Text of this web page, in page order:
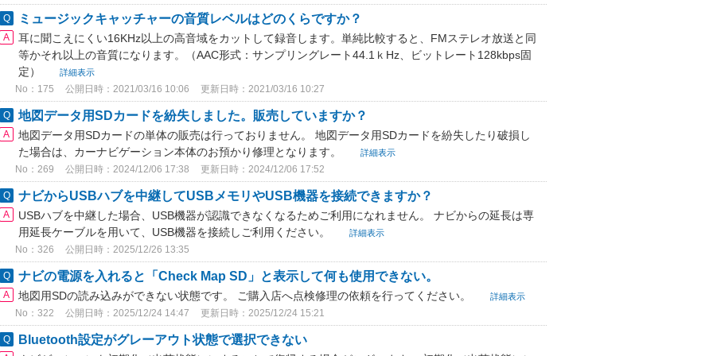
ミュージックキャッチャーの音質レベルはどのくらですか？
耳に聞こえにくい16KHz以上の高音域をカットして録音します。単純比較すると、FMステレオ放送と同
等かそれ以上の音質になります。（AAC形式：サンプリングレート44.1ｋHz、ビットレート128kbps固
定）
詳細表示
No：175 公開日時：2021/03/16 10:06 更新日時：2021/03/16 10:27
地図データ用SDカードを紛失しました。販売していますか？
地図データ用SDカードの単体の販売は行っておりません。 地図データ用SDカードを紛失したり破損し
た場合は、カーナビゲーション本体のお預かり修理となります。
詳細表示
No：269 公開日時：2024/12/06 17:38 更新日時：2024/12/06 17:52
ナビからUSBハブを中継してUSBメモリやUSB機器を接続できますか？
USBハブを中継した場合、USB機器が認識できなくなるためご利用になれません。 ナビからの延長は専
用延長ケーブルを用いて、USB機器を接続しご利用ください。
詳細表示
No：326 公開日時：2025/12/26 13:35
ナビの電源を入れると「Check Map SD」と表示して何も使用できない。
地図用SDの読み込みができない状態です。 ご購入店へ点検修理の依頼を行ってください。 詳細表示
No：322 公開日時：2025/12/24 14:47 更新日時：2025/12/24 15:21
Bluetooth設定がグレーアウト状態で選択できない